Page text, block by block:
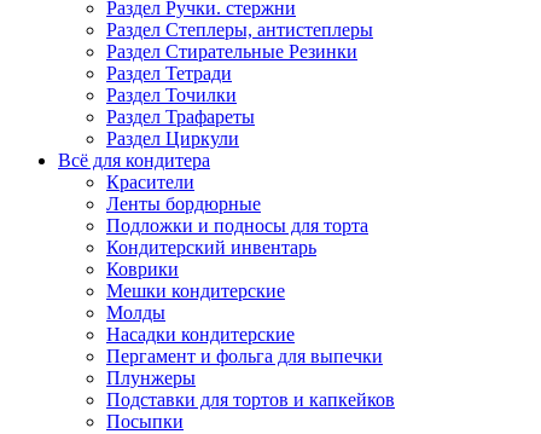
Раздел Ручки. стержни
Раздел Степлеры, антистеплеры
Раздел Стирательные Резинки
Раздел Тетради
Раздел Точилки
Раздел Трафареты
Раздел Циркули
Всё для кондитера
Красители
Ленты бордюрные
Подложки и подносы для торта
Кондитерский инвентарь
Коврики
Мешки кондитерские
Молды
Насадки кондитерские
Пергамент и фольга для выпечки
Плунжеры
Подставки для тортов и капкейков
Посыпки